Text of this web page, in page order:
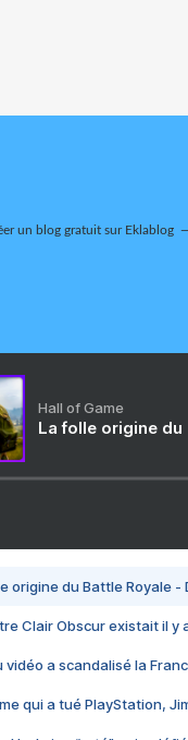
un blog gratuit sur Eklablog
Hall of Game
La folle origine
origine du Battle Royale -
Clair Obscur existait il y
vidéo a scandalisé la
qui a tué PlayStation,